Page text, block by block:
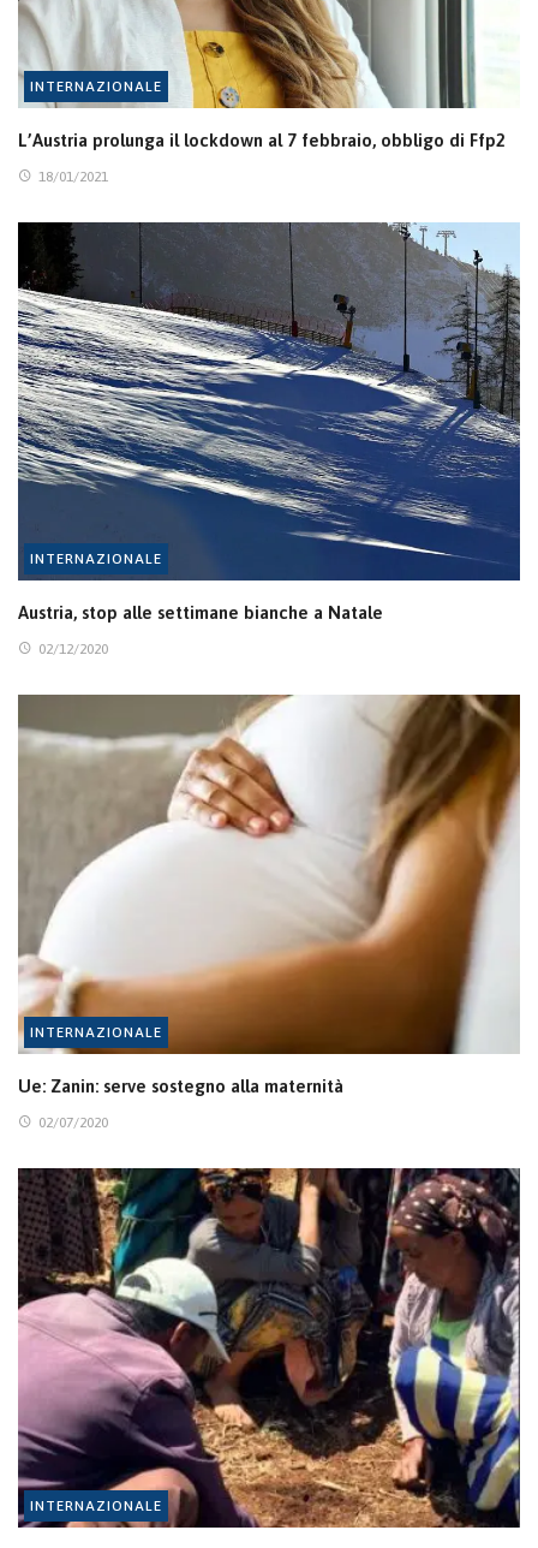
INTERNAZIONALE
L’Austria prolunga il lockdown al 7 febbraio, obbligo di Ffp2
18/01/2021
INTERNAZIONALE
Austria, stop alle settimane bianche a Natale
02/12/2020
INTERNAZIONALE
Ue: Zanin: serve sostegno alla maternità
02/07/2020
INTERNAZIONALE